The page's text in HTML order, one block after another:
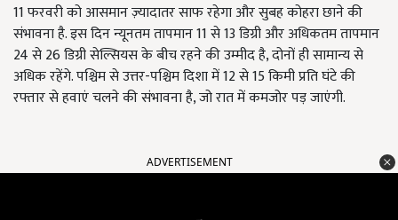
11 फरवरी को आसमान ज़्यादातर साफ रहेगा और सुबह कोहरा छाने की
संभावना है. इस दिन न्यूनतम तापमान 11 से 13 डिग्री और अधिकतम तापमान
24 से 26 डिग्री सेल्सियस के बीच रहने की उम्मीद है, दोनों ही सामान्य से
अधिक रहेंगे. पश्चिम से उत्तर-पश्चिम दिशा में 12 से 15 किमी प्रति घंटे की
रफ्तार से हवाएं चलने की संभावना है, जो रात में कमजोर पड़ जाएंगी.
ADVERTISEMENT